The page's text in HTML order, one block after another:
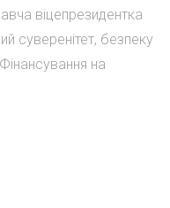
віцепрезидентка
суверенітет, безпеку
на